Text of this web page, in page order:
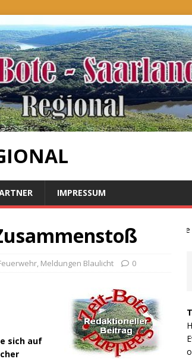
IMPRESSUM
, Meldungen Blaulicht 0
sich auf
Bauernproteste